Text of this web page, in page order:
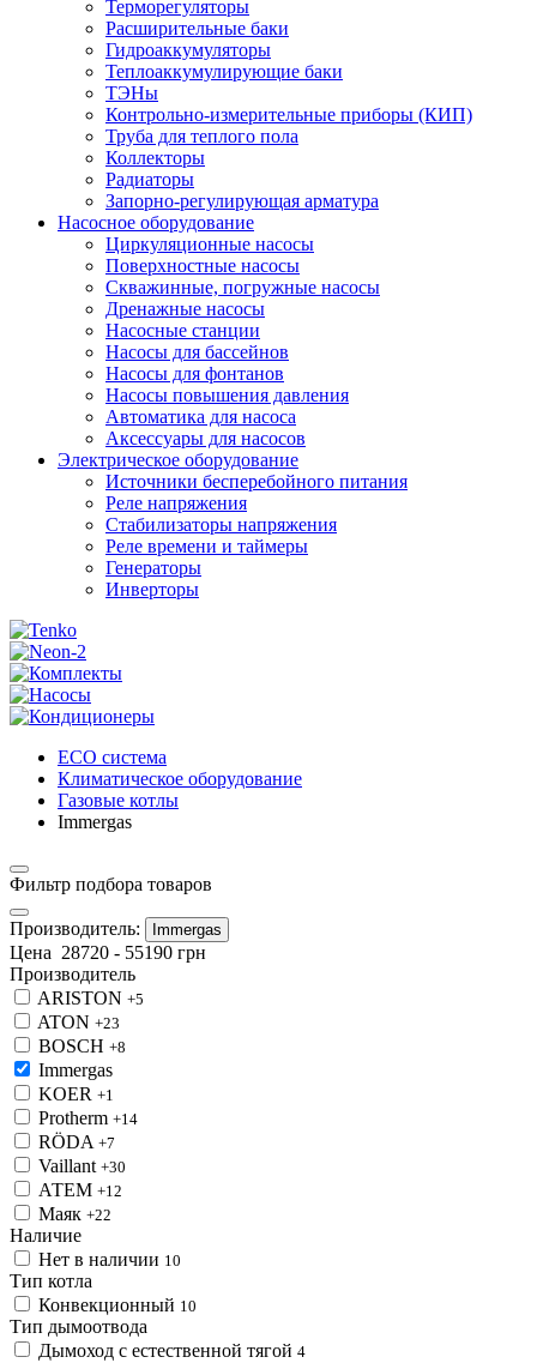
Терморегуляторы
Расширительные баки
Гидроаккумуляторы
Теплоаккумулирующие баки
ТЭНы
Контрольно-измерительные приборы (КИП)
Труба для теплого пола
Коллекторы
Радиаторы
Запорно-регулирующая арматура
Насосное оборудование
Циркуляционные насосы
Поверхностные насосы
Скважинные, погружные насосы
Дренажные насосы
Насосные станции
Насосы для бассейнов
Насосы для фонтанов
Насосы повышения давления
Автоматика для насоса
Аксессуары для насосов
Электрическое оборудование
Источники бесперебойного питания
Реле напряжения
Стабилизаторы напряжения
Реле времени и таймеры
Генераторы
Инверторы
ECO система
Климатическое оборудование
Газовые котлы
Immergas
Фильтр подбора товаров
Производитель: Immergas
Цена 28720 - 55190 грн
Производитель
ARISTON +5
ATON +23
BOSCH +8
Immergas
KOER +1
Protherm +14
RÖDA +7
Vaillant +30
АТЕМ +12
Маяк +22
Наличие
Нет в наличии 10
Тип котла
Конвекционный 10
Тип дымоотвода
Дымоход с естественной тягой 4